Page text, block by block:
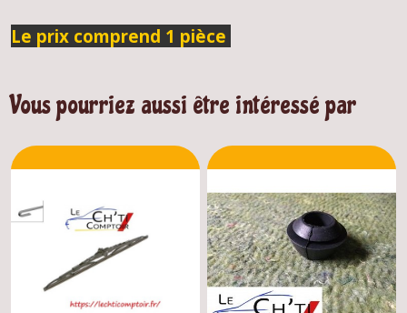
Le prix comprend 1 pièce
Vous pourriez aussi être intéressé par